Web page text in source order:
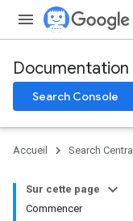
Documentation
Search Console
Accueil Search Central
Sur cette page
Commencer